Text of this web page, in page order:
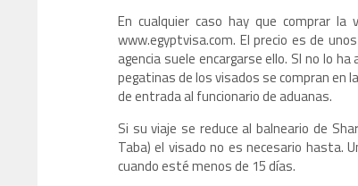
En cualquier caso hay que comprar
www.egyptvisa.com. El precio es de
agencia suele encargarse ello. SI no lo
pegatinas de los visados se compran en
de entrada al funcionario de aduanas.
Si su viaje se reduce al balneario de
Taba) el visado no es necesario hasta.
cuando esté menos de 15 días.